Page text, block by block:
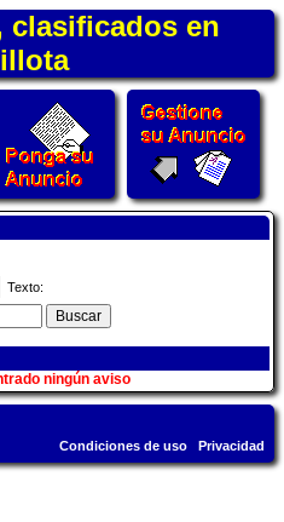
clasificados en
Texto:
ningún aviso
Condiciones de uso Privacidad